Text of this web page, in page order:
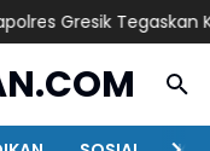
Gresik Tegaskan